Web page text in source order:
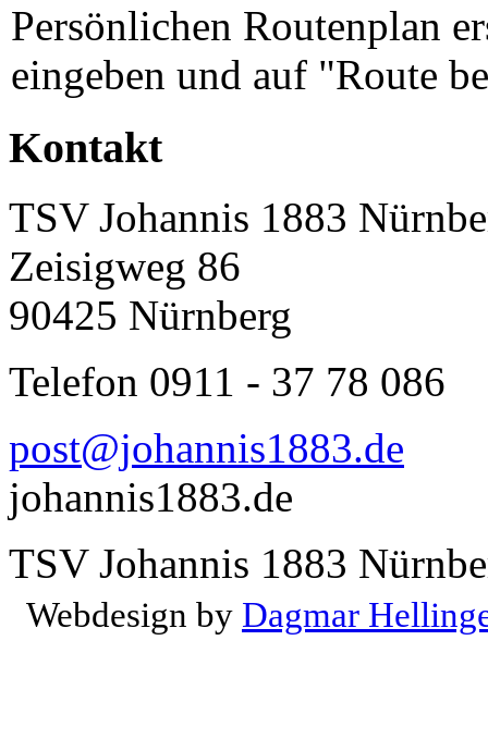
Persönlichen Routenplan
eingeben und auf "Route
Kontakt
TSV Johannis 1883
Zeisigweg 86
90425 Nürnberg
Telefon 0911 - 37 78 086
post@johannis1883.de
johannis1883.de
TSV Johannis 1883
Webdesign by Dagmar